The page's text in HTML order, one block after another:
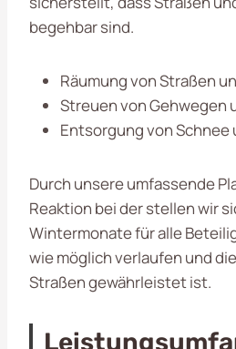
begehbar sind.
Räumung von Straßen
Streuen von Gehwegen
Entsorgung von Schnee
Durch unsere umfassende
Reaktion bei der stellen wir
Wintermonate für alle
wie möglich verlaufen und
Straßen gewährleistet ist.